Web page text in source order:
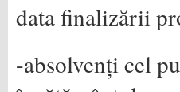
data finalizării
-absolvenți cel